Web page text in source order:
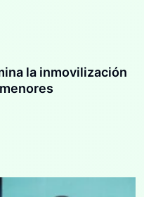
la inmovilización